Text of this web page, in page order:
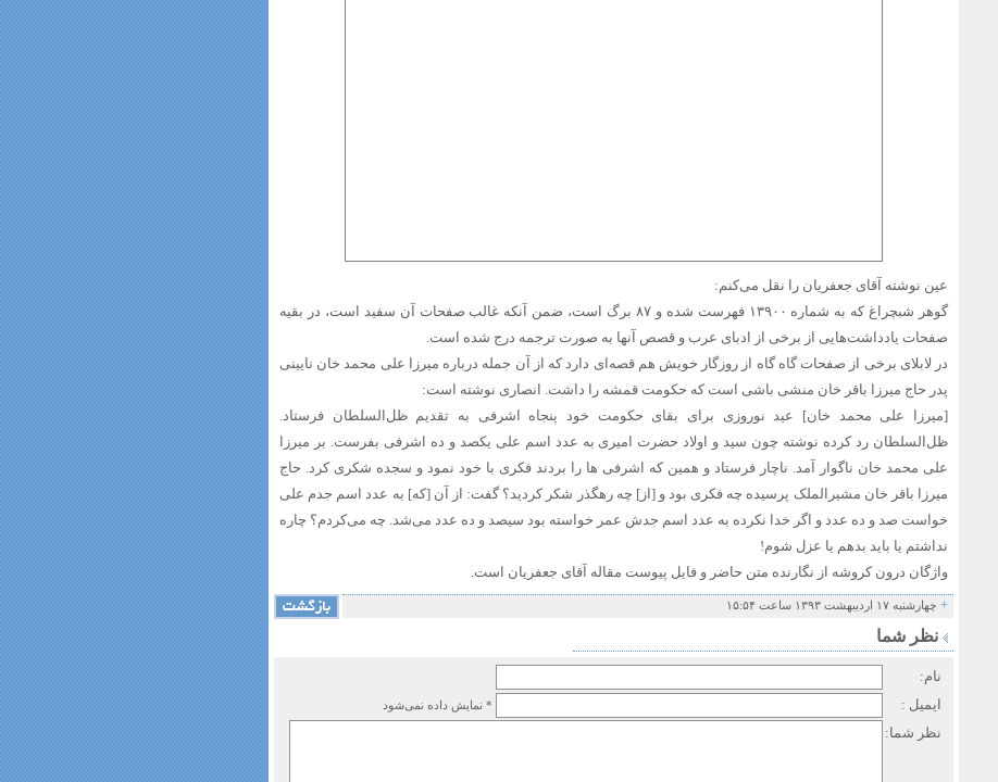
عین نوشته آقای جعفریان را نقل می‌کنم:
گوهر شبچراغ که به شماره ۱۳۹۰۰ فهرست شده و ۸۷ برگ است، ضمن آنکه غالب صفحات آن سفید است، در بقیه
صفحات یادداشت‌هایی از برخی از ادبای عرب و قصص آنها به صورت ترجمه درج شده است.
در لابلای برخی از صفحات گاه گاه از روزگار خویش هم قصه‌ای دارد که از آن جمله درباره میرزا علی محمد خان نایینی
پدر حاج میرزا باقر خان منشی باشی است که حکومت قمشه را داشت. انصاری نوشته است:
[میرزا علی محمد خان] عید نوروزی برای بقای حکومت خود پنجاه اشرفی به تقدیم ظل‌السلطان فرستاد.
ظل‌السلطان رد کرده نوشته چون سید و اولاد حضرت امیری به عدد اسم علی یکصد و ده اشرفی بفرست. بر میرزا
علی محمد خان ناگوار آمد. ناچار فرستاد و همین که اشرفی ها را بردند فکری با خود نمود و سجده شکری کرد. حاج
میرزا باقر خان مشیرالملک پرسیده چه فکری بود و [از] چه رهگذر شکر کردید؟ گفت: از آن [که] به عدد اسم جدم علی
خواست صد و ده عدد و اگر خدا نکرده به عدد اسم جدش عمر خواسته بود سیصد و ده عدد می‌شد. چه می‌کردم؟ چاره
نداشتم یا باید بدهم یا عزل شوم!
واژگان درون کروشه از نگارنده متن حاضر و فایل پیوست مقاله آقای جعفریان است.
+ چهارشنبه ۱۷ اردیبهشت ۱۳۹۳ ساعت ۱۵:۵۴
نظر شما
نام:
ایمیل :
* نمایش داده نمی‌شود
نظر شما: